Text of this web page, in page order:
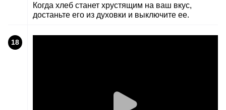
Когда хлеб станет хрустящим на ваш вкус,
достаньте его из духовки и выключите ее.
18